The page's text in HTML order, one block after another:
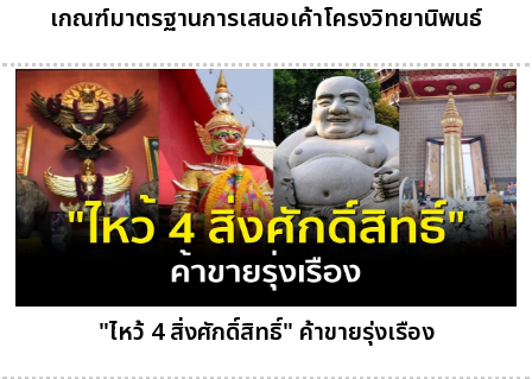
เกณฑ์มาตรฐานการเสนอเค้าโครงวิทยานิพนธ์
"ไหว้ 4 สิ่งศักดิ์สิทธิ์" ค้าขายรุ่งเรือง